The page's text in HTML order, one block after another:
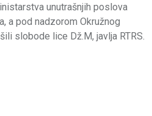
unutrašnjih poslova
a pod nadzorom Okružnog
slobode lice Dž.M, javlja RTRS.